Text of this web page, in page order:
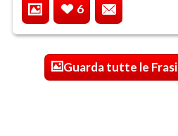
6
Guarda tutte le